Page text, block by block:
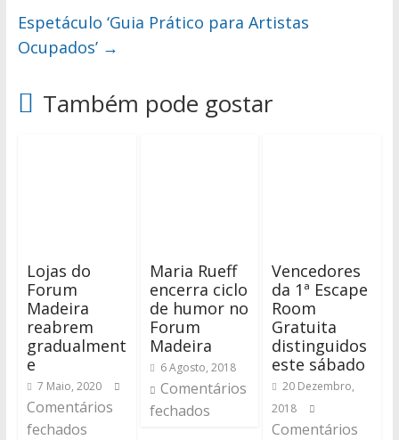
Espetáculo ‘Guia Prático para Artistas
Ocupados’ →
Também pode gostar
Lojas do
Forum
Madeira
reabrem
gradualment
e
7 Maio, 2020
Comentários
fechados
Maria Rueff
encerra ciclo
de humor no
Forum
Madeira
6 Agosto, 2018
Comentários
fechados
Vencedores
da 1ª Escape
Room
Gratuita
distinguidos
este sábado
20 Dezembro,
2018
Comentários